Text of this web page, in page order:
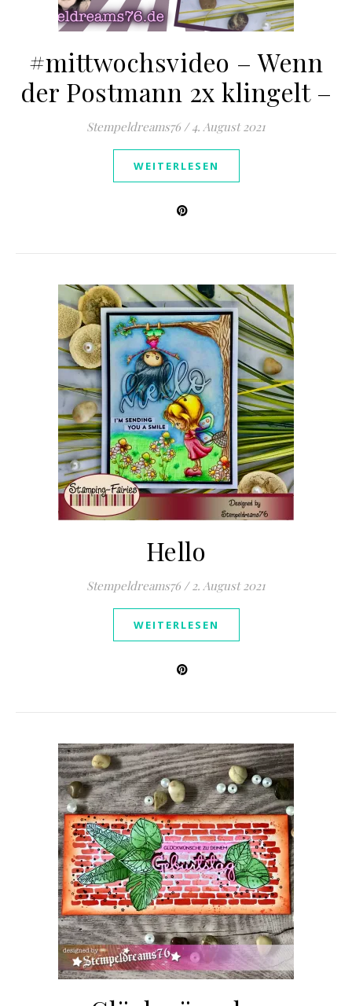
#mittwochsvideo – Wenn
der Postmann 2x klingelt –
Stempeldreams76 / 4. August 2021
WEITERLESEN
Hello
Stempeldreams76 / 2. August 2021
WEITERLESEN